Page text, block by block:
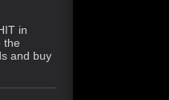
in
the
and buy